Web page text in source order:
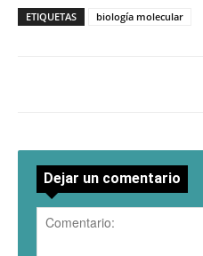
ETIQUETAS biología molecular
Dejar un comentario